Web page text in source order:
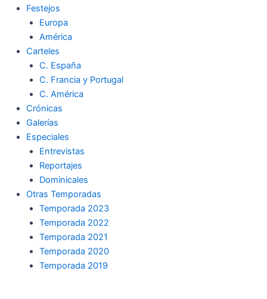
Festejos
Europa
América
Carteles
C. España
C. Francia y Portugal
C. América
Crónicas
Galerías
Especiales
Entrevistas
Reportajes
Dominicales
Otras Temporadas
Temporada 2023
Temporada 2022
Temporada 2021
Temporada 2020
Temporada 2019